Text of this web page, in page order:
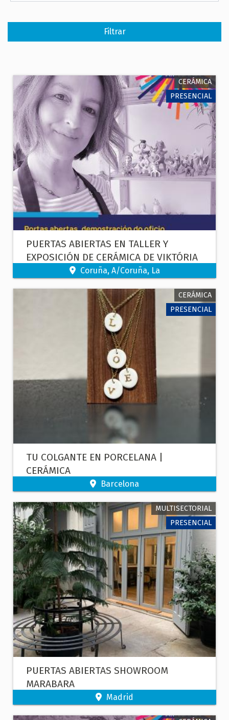
CERÁMICA
PRESENCIAL
PUERTAS ABIERTAS EN TALLER Y
EXPOSICIÓN DE CERÁMICA DE VIKTÓRIA
Coruña, A/Coruña, La
CERÁMICA
PRESENCIAL
TU COLGANTE EN PORCELANA |
CERÁMICA
Barcelona
MULTISECTORIAL
PRESENCIAL
PUERTAS ABIERTAS SHOWROOM
MARABARA
Madrid